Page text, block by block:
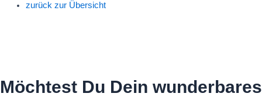
zurück zur Übersicht
Möchtest Du Dein wunderbares